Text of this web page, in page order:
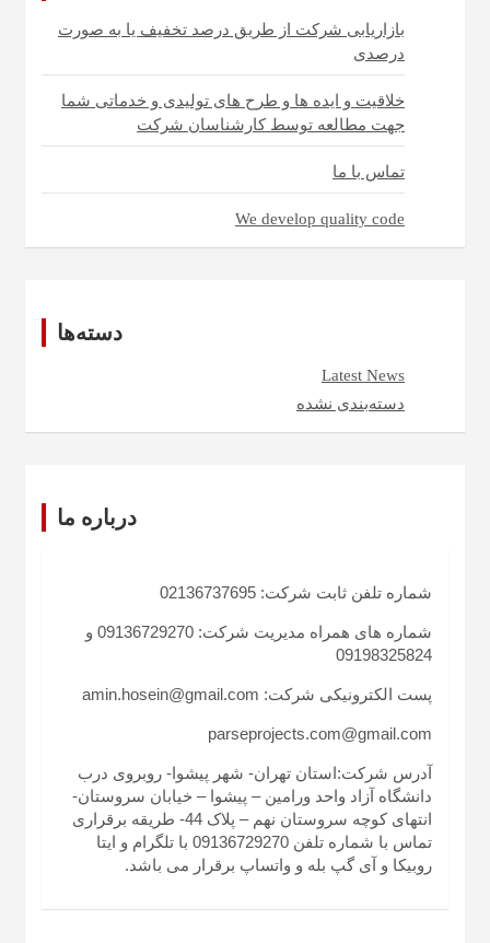
بازاریابی شرکت از طریق درصد تخفیف یا به صورت
درصدی
خلاقیت و ایده ها و طرح های تولیدی و خدماتی شما
جهت مطالعه توسط کارشناسان شرکت
تماس با ما
We develop quality code
دسته‌ها
Latest News
دسته‌بندی نشده
درباره ما
شماره تلفن ثابت شرکت: 02136737695
شماره های همراه مدیریت شرکت: 09136729270 و
09198325824
پست الکترونیکی شرکت: amin.hosein@gmail.com
parseprojects.com@gmail.com
آدرس شرکت:استان تهران- شهر پیشوا- روبروی درب
دانشگاه آزاد واحد ورامین – پیشوا – خیابان سروستان-
انتهای کوچه سروستان نهم – پلاک 44- طریقه برقراری
تماس با شماره تلفن 09136729270 با تلگرام و ایتا
روبیکا و آی گپ بله و واتساپ برقرار می باشد.